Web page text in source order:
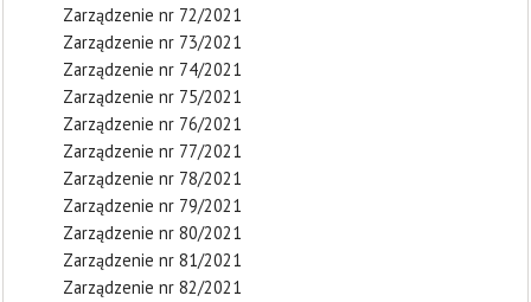
Zarządzenie nr 72/2021
Zarządzenie nr 73/2021
Zarządzenie nr 74/2021
Zarządzenie nr 75/2021
Zarządzenie nr 76/2021
Zarządzenie nr 77/2021
Zarządzenie nr 78/2021
Zarządzenie nr 79/2021
Zarządzenie nr 80/2021
Zarządzenie nr 81/2021
Zarządzenie nr 82/2021